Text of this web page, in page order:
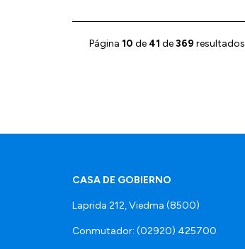
Página 10 de 41 de369 resultados
CASA DE GOBIERNO
Laprida 212, Viedma (8500)
Conmutador: (02920) 425700